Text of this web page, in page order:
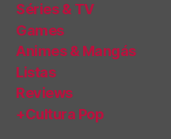
Séries & TV
Games
Animes & Mangás
Listas
Reviews
+Cultura Pop